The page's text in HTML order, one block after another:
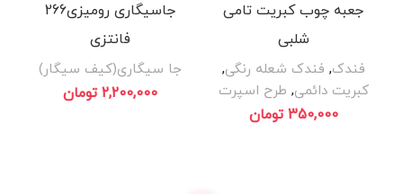
جعبه چوب کبریت تامی
شلبی
فندک, فندک شعله رنگی,
کبریت دائمی, طرح اسپرت
350,000 تومان
جاسیگاری رومیزی266
فانتزی
جا سیگاری(کیف سیگار)
2,200,000 تومان